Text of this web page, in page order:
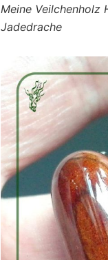
Meine Veilchenholz
Jadedrache